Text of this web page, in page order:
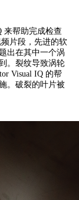
来帮助完成检查
片段，先进的软
出在其中一个涡
。裂纹导致涡轮
Visual IQ 的帮
。破裂的叶片被